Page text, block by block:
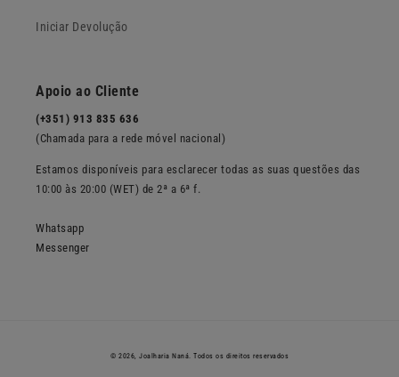
Iniciar Devolução
Apoio ao Cliente
(+351) 913 835 636
(Chamada para a rede móvel nacional)
Estamos disponíveis para esclarecer todas as suas questões das
10:00 às 20:00 (WET) de 2ª a 6ª f.
Whatsapp
Messenger
© 2026, Joalharia Naná . Todos os direitos reservados